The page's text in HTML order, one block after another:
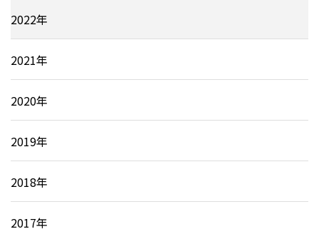
2022年
2021年
2020年
2019年
2018年
2017年